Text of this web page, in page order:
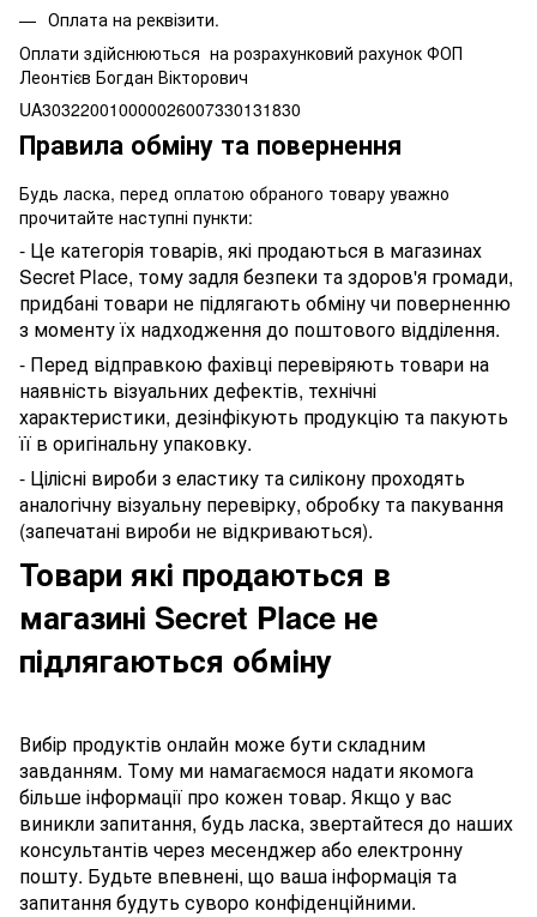
Оплата на реквізити.
Оплати здійснюються на розрахунковий рахунок ФОП
Леонтієв Богдан Вікторович
UA303220010000026007330131830
Правила обміну та повернення
Будь ласка, перед оплатою обраного товару уважно
прочитайте наступні пункти:
- Це категорія товарів, які продаються в магазинах
Secret Place, тому задля безпеки та здоров'я громади,
придбані товари не підлягають обміну чи поверненню
з моменту їх надходження до поштового відділення.
- Перед відправкою фахівці перевіряють товари на
наявність візуальних дефектів, технічні
характеристики, дезінфікують продукцію та пакують
її в оригінальну упаковку.
- Цілісні вироби з еластику та силікону проходять
аналогічну візуальну перевірку, обробку та пакування
(запечатані вироби не відкриваються).
Товари які продаються в
магазині Secret Place не
підлягаються обміну
Вибір продуктів онлайн може бути складним
завданням. Тому ми намагаємося надати якомога
більше інформації про кожен товар. Якщо у вас
виникли запитання, будь ласка, звертайтеся до наших
консультантів через месенджер або електронну
пошту. Будьте впевнені, що ваша інформація та
запитання будуть суворо конфіденційними.